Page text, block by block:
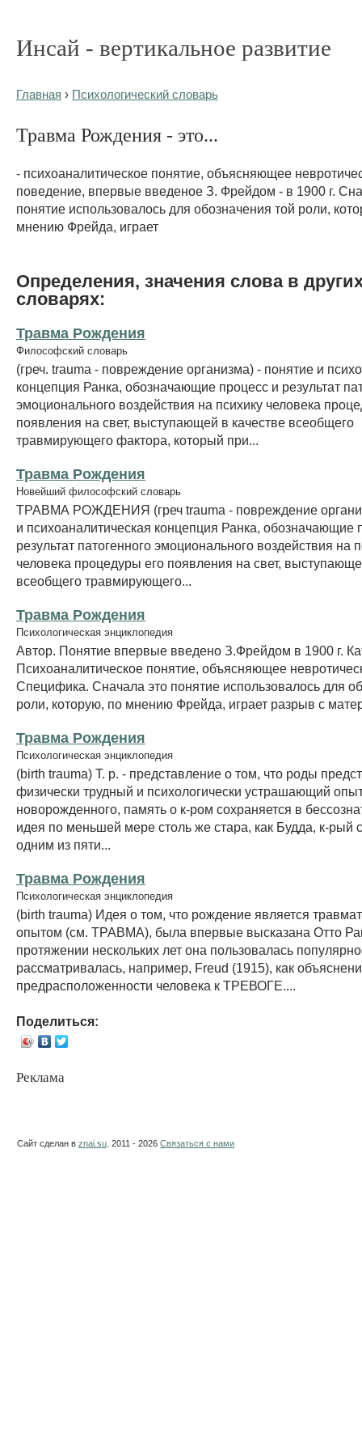
Инсай - вертикальное развитие
Главная › Психологический словарь
Травма Рождения - это...
- психоаналитическое понятие, объясняющее
поведение, впервые введеное З. Фрейдом - в 1900 г.
понятие использовалось для обозначения той роли,
мнению Фрейда, играет
Определения, значения слова в
словарях:
Травма Рождения
Философский словарь
(греч. trauma - повреждение организма) - понятие и
концепция Ранка, обозначающие процесс и результат
эмоционального воздействия на психику человека
появления на свет, выступающей в качестве всеобщего
травмирующего фактора, который при...
Травма Рождения
Новейший философский словарь
ТРАВМА РОЖДЕНИЯ (греч trauma - повреждение
и психоаналитическая концепция Ранка, обозначающие
результат патогенного эмоционального воздействия на
человека процедуры его появления на свет,
всеобщего травмирующего...
Травма Рождения
Психологическая энциклопедия
Автор. Понятие впервые введено З.Фрейдом в 1900 г.
Психоаналитическое понятие, объясняющее
Специфика. Сначала это понятие использовалось для
роли, которую, по мнению Фрейда, играет разрыв с
Травма Рождения
Психологическая энциклопедия
(birth trauma) Т. р. - представление о том, что роды
физически трудный и психологически устрашающий
новорожденного, память о к-ром сохраняется в
идея по меньшей мере столь же стара, как Будда, к-рый
одним из пяти...
Травма Рождения
Психологическая энциклопедия
(birth trauma) Идея о том, что рождение является
опытом (см. ТРАВМА), была впервые высказана Отто
протяжении нескольких лет она пользовалась
рассматривалась, например, Freud (1915), как
предрасположенности человека к ТРЕВОГЕ....
Поделиться:
Реклама
Сайт сделан в znai.su . 2011 - 2026 Связаться с нами